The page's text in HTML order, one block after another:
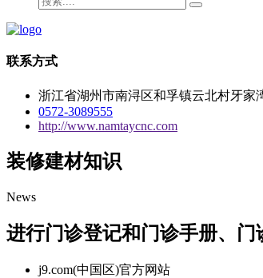
联系方式
浙江省湖州市南浔区和孚镇云北村牙家
0572-3089555
http://www.namtaycnc.com
装修建材知识
News
进行门诊登记和门诊手册、门
j9.com(中国区)官方网站